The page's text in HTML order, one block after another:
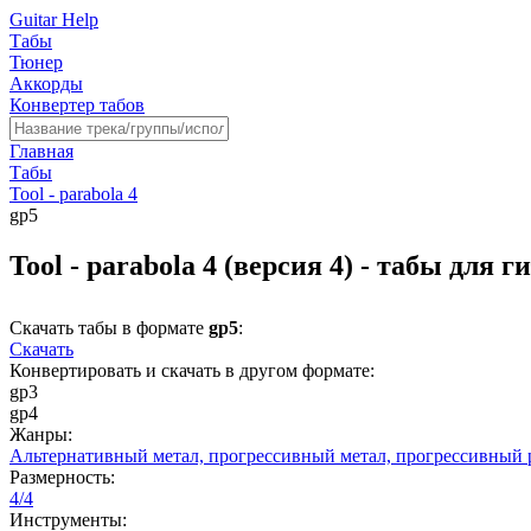
Guitar Help
Табы
Тюнер
Аккорды
Конвертер табов
Главная
Табы
Tool - parabola 4
gp5
Tool - parabola 4 (версия 4) - табы для
Скачать табы в формате gp5:
Скачать
Конвертировать и скачать в другом формате:
gp3
gp4
Жанры:
Альтернативный метал, прогрессивный метал, прогрессивный
Размерность:
4/4
Инструменты: